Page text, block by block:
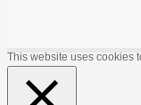
This website uses cookies